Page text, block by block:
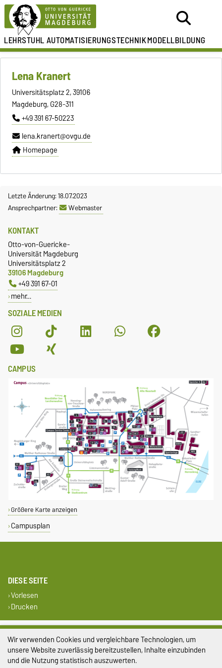
LEHRSTUHLAUTOMATISIERUNGSTECHNIKMODELLBILDUNG
Lena Kranert
Universitätsplatz 2, 39106
Magdeburg, G28-311
+49 391 67-50223
lena.kranert@ovgu.de
Homepage
Letzte Änderung: 18.07.2023
Ansprechpartner:
Webmaster
SOZIALE MEDIEN
KONTAKT
Otto-von-Guericke-
Universität Magdeburg
Universitätsplatz 2
39106 Magdeburg
+49 391 67-01
mehr…
CAMPUS
Größere Karte anzeigen
Campusplan
DIESE SEITE
Vorlesen
Drucken
Impressum
Datenschutz
Wir verwenden Cookies und vergleichbare Technologien, um
unsere Website zuverlässig bereitzustellen, Inhalte einzubinden
und die Nutzung statistisch auszuwerten.